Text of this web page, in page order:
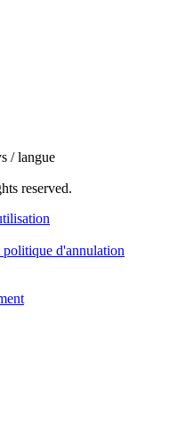
/ langue
reserved.
politique d'annulation